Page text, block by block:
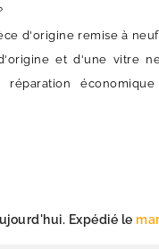
d'origine remise à
et d'une vitre
réparation
Expédié le